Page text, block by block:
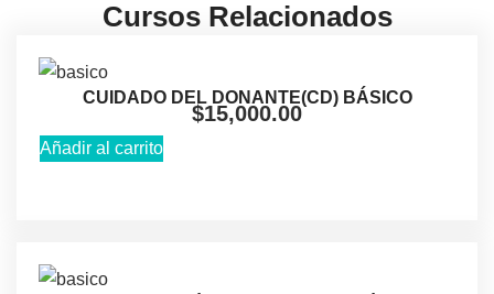
Cursos Relacionados
CUIDADO DEL DONANTE(CD) BÁSICO
$15,000.00
Añadir al carrito